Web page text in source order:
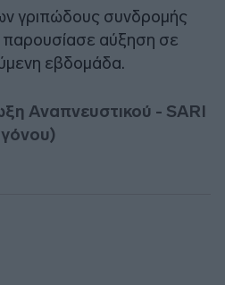
γριπώδους συνδρομής
παρουσίασε αύξηση σε
εβδομάδα.
Αναπνευστικού - SARI